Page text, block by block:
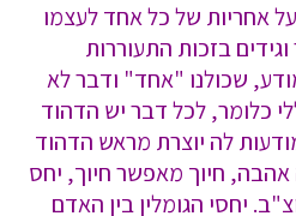
אחריות של כל אחד לעצמו
בזכות התעוררות
שכולנו "אחד" ודבר לא
כלומר, לכל דבר יש הדהוד
לה יוצרת מראש הדהוד
חיוך מאפשר חיוך, יחס
יחסי הגומלין בין האדם